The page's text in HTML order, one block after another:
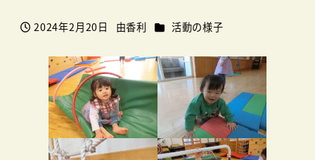
投稿日
2024年2月20日
著
由香利 カテゴリー
活動の様子